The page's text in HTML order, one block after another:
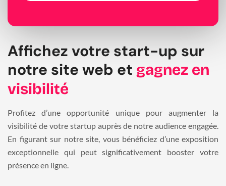
Affichez votre start-up sur
notre site web et gagnez en
visibilité
Profitez d’une opportunité unique pour augmenter la
visibilité de votre startup auprès de notre audience engagée.
En figurant sur notre site, vous bénéficiez d’une exposition
exceptionnelle qui peut significativement booster votre
présence en ligne.